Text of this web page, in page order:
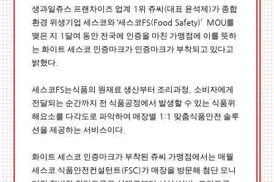
생과일쥬스 프랜차이즈 업계 1 위 쥬씨 (대표 윤석제 )가 종합
환경 위생기업 세스코와 ‘세스코 FS(Food Safety)’ MOU를
맺은 지 1 달여 동안 전국에 인증을 마친 가맹점에 이를 뜻하
는 화이트 세스코 인증마크가 인증마크가 부착되고 있다고
밝혔다.
세스코 FS는식품의 원재료 생산부터 조리과정
소비자에게
전달되는 순간까지 전 식품공정에서 발생할 수 있는 식품위
해요소를 다각도로 파악하여 매장별 1:1 맞춤식품안전 솔루
션을 제공하는 서비스이다.
화이트 세스코 인증마크가 부착된 쥬씨 가맹점에서는 매월
세스코 식품안전컨설턴트(FSC)가 매장을 방문해 첨단 모니